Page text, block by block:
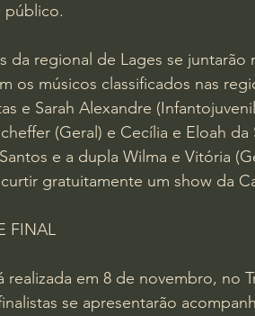
público.
da regional de Lages se
os músicos classificados nas
e Sarah Alexandre
(Geral) e Cecília e Eloah
e a dupla Wilma e Vitória
gratuitamente um show da
FINAL
realizada em 8 de novembro, no
se apresentarão